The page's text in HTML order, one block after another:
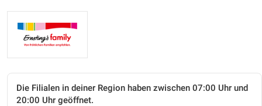
Die Filialen in deiner Region haben zwischen 07:00 Uhr und
20:00 Uhr geöffnet.